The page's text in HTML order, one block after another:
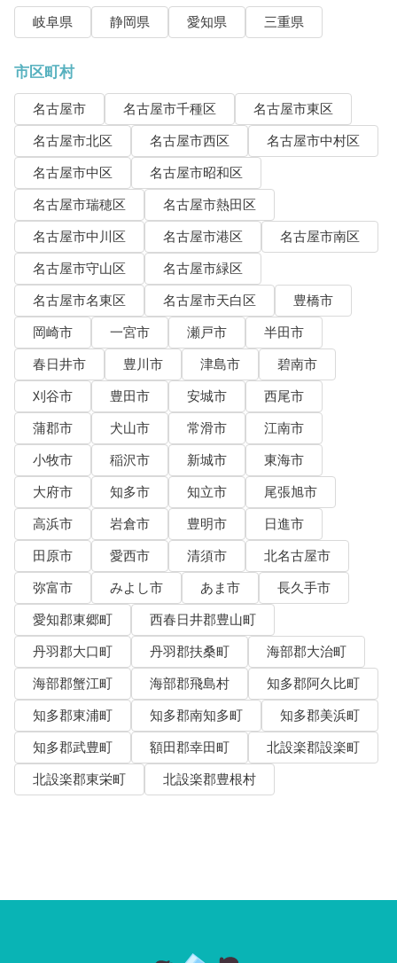
岐阜県 静岡県 愛知県 三重県
市区町村
名古屋市 名古屋市千種区
名古屋市東区
名古屋市北区
名古屋市西区
名古屋市中村区
名古屋市中区
名古屋市昭和区
名古屋市瑞穂区
名古屋市熱田区
名古屋市中川区
名古屋市港区
名古屋市南区
名古屋市守山区
名古屋市緑区
名古屋市名東区
名古屋市天白区
豊橋市
岡崎市
一宮市 瀬戸市
半田市
春日井市
豊川市 津島市
碧南市
刈谷市
豊田市 安城市
西尾市
蒲郡市
犬山市 常滑市
江南市
小牧市
稲沢市 新城市
東海市
大府市
知多市 知立市
尾張旭市
高浜市
岩倉市 豊明市
日進市
田原市
愛西市 清須市
北名古屋市
弥富市
みよし市 あま市
長久手市
愛知郡東郷町
西春日井郡豊山町
丹羽郡大口町
丹羽郡扶桑町
海部郡大治町
海部郡蟹江町
海部郡飛島村
知多郡阿久比町
知多郡東浦町
知多郡南知多町
知多郡美浜町
知多郡武豊町
額田郡幸田町
北設楽郡設楽町
北設楽郡東栄町
北設楽郡豊根村